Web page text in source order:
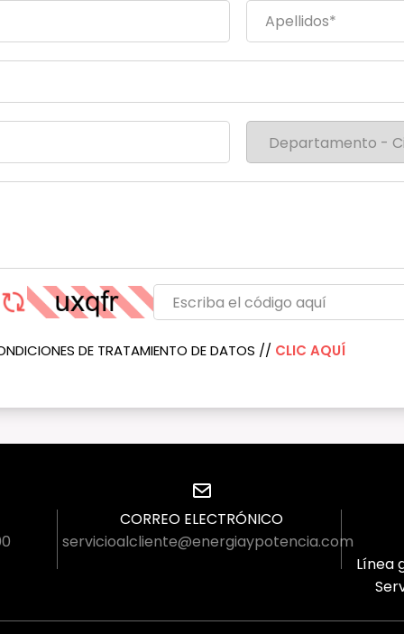
DE TRATAMIENTO DE DATOS // CLIC AQUÍ
CORREO ELECTRÓNICO
servicioalcliente@energiaypotencia.com
Línea